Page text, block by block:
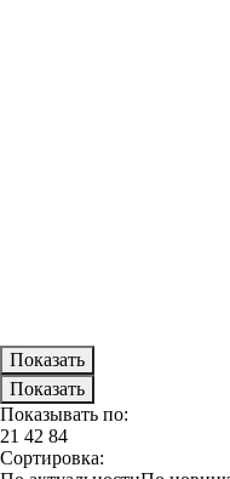
Показывать по:
21 42 84
Сортировка: